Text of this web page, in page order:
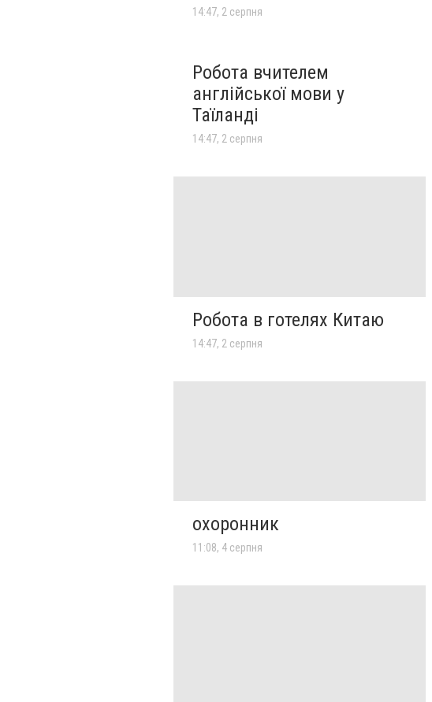
14:47, 2 серпня
Робота вчителем
англійської мови у
Таїланді
14:47, 2 серпня
Робота в готелях Китаю
14:47, 2 серпня
охоронник
11:08, 4 серпня